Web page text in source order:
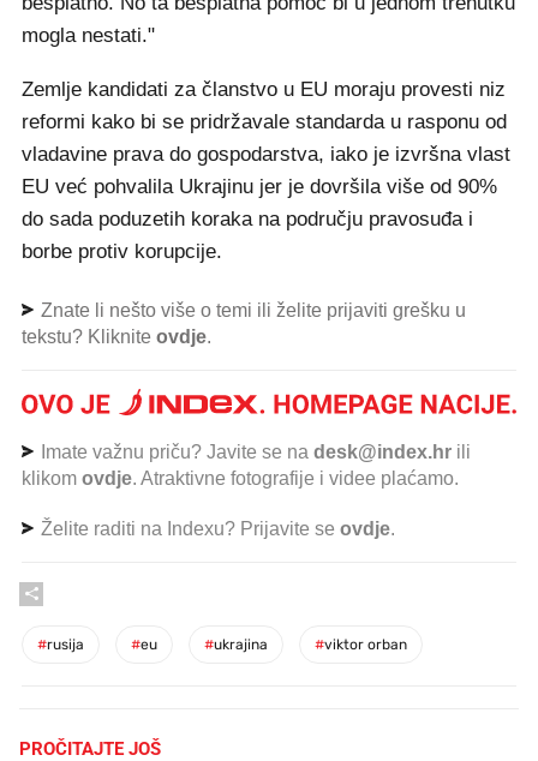
mogla nestati."
Zemlje kandidati za članstvo u EU moraju provesti niz
reformi kako bi se pridržavale standarda u rasponu od
vladavine prava do gospodarstva, iako je izvršna vlast
EU već pohvalila Ukrajinu jer je dovršila više od 90%
do sada poduzetih koraka na području pravosuđa i
borbe protiv korupcije.
Znate li nešto više o temi ili želite prijaviti grešku u
tekstu? Kliknite ovdje.
Imate važnu priču? Javite se na desk@index.hr ili
klikom ovdje. Atraktivne fotografije i videe plaćamo.
Želite raditi na Indexu? Prijavite se ovdje.
#rusija #eu #ukrajina #viktor orban
PROČITAJTE JOŠ